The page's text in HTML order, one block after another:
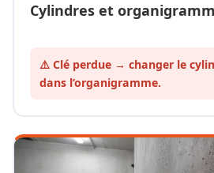
Cylindres et
⚠️ Clé perdue → changer le
dans l’organigramme.